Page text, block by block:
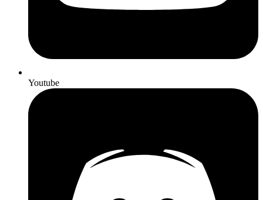
Youtube